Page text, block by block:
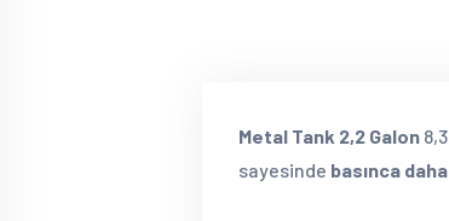
Metal Tank 2,2 Galon
sayesinde basınca